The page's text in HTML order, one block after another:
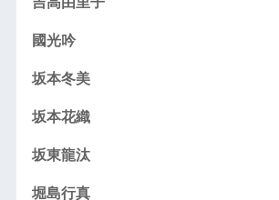
國光吟
坂本冬美
坂本花織
坂東龍汰
堀島行真